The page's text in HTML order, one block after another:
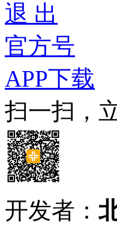
退 出
官方号
APP下载
扫一扫，
开发者：